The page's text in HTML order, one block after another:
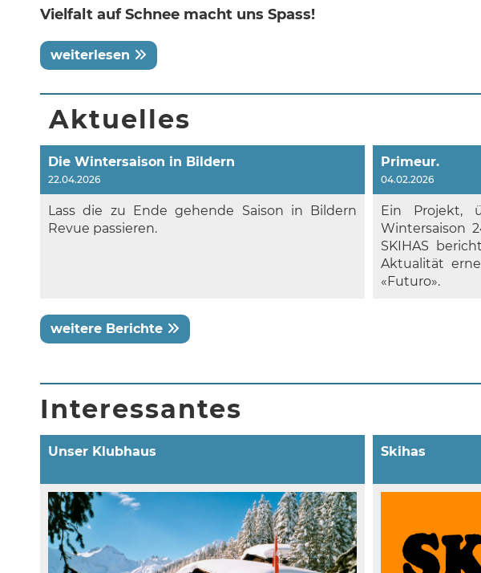
Vielfalt auf Schnee macht uns Spass!
weiterlesen
Aktuelles
Die Wintersaison in Bildern
22.04.2026
Lass die zu Ende gehende Saison in Bildern
Revue passieren.
Primeur.
04.02.2026
Ein Projekt,
Wintersaison
SKIHAS
Aktualität
«Futuro».
weitere Berichte
Interessantes
Unser Klubhaus Skihas